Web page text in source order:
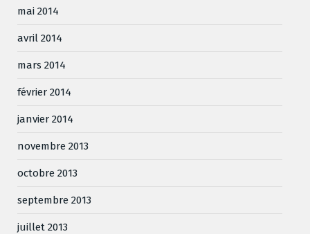
mai 2014
avril 2014
mars 2014
février 2014
janvier 2014
novembre 2013
octobre 2013
septembre 2013
juillet 2013